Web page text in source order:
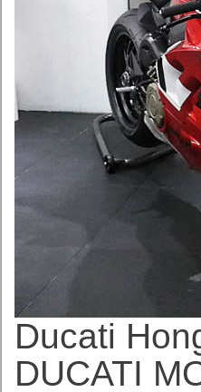
Ducati
DUCATI